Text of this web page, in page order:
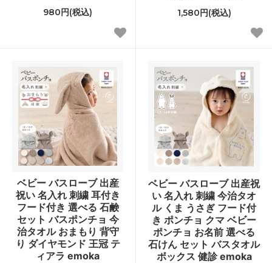
980円(税込) 1,580円(税込)
ベビー バスローブ 出産
祝い 名入れ 刺繍 耳付き
フード付き 選べる 石鹸
セット バスポンチョ 今
治タオル おまもり 背守
り ダイヤモンド 王冠 テ
ィアラ emoka
ベビー バスローブ 出産祝
い 名入れ 刺繍 今治タオ
ル くま うさぎ フード付
き ポンチョ クマ ベビー
ポンチョ お名前 選べる
石けん セット バスタオル
ボックス 健診 emoka